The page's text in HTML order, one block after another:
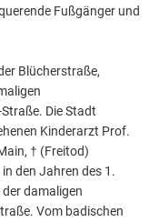
Fußgänger und
Blücherstraße,
Die Stadt
Kinderarzt Prof.
† (Freitod)
den Jahren des 1.
damaligen
Vom badischen